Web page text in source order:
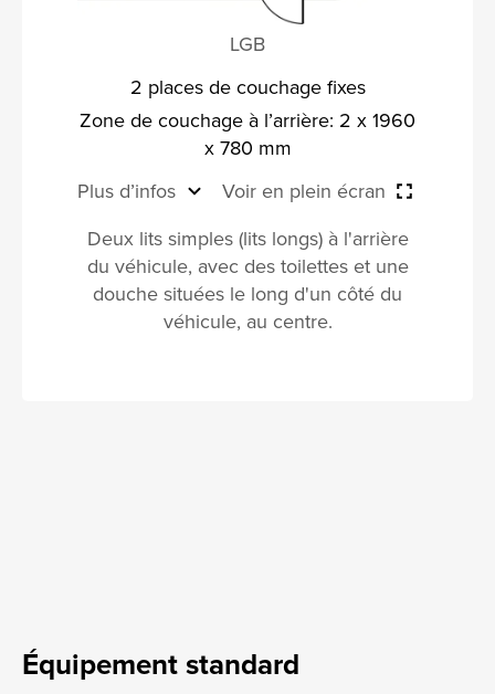
LGB
2 places de couchage fixes
Zone de couchage à l’arrière: 2 x 1960
x 780 mm
Plus d’infos
Voir en plein écran
Deux lits simples (lits longs) à l'arrière
du véhicule, avec des toilettes et une
douche situées le long d'un côté du
véhicule, au centre.
Équipement standard